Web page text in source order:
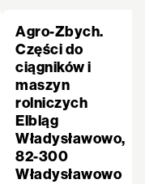
Agro-Zbych.
Części do
ciągników i
maszyn
rolniczych
Elbląg
Władysławowo,
82-300
Władysławowo